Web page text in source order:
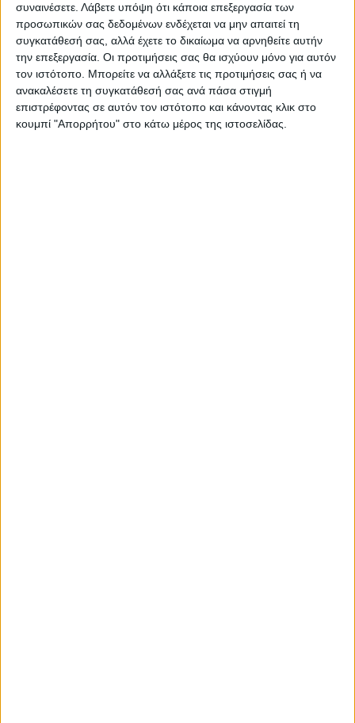
συναινέσετε. Λάβετε υπόψη ότι κάποια επεξεργασία των
προσωπικών σας δεδομένων ενδέχεται να μην απαιτεί τη
συγκατάθεσή σας, αλλά έχετε το δικαίωμα να αρνηθείτε αυτήν
την επεξεργασία. Οι προτιμήσεις σας θα ισχύουν μόνο για αυτόν
τον ιστότοπο. Μπορείτε να αλλάξετε τις προτιμήσεις σας ή να
ανακαλέσετε τη συγκατάθεσή σας ανά πάσα στιγμή
επιστρέφοντας σε αυτόν τον ιστότοπο και κάνοντας κλικ στο
κουμπί "Απορρήτου" στο κάτω μέρος της ιστοσελίδας.
ΠΑΡΟΜΟΙΑ ΑΡΘΡΑ